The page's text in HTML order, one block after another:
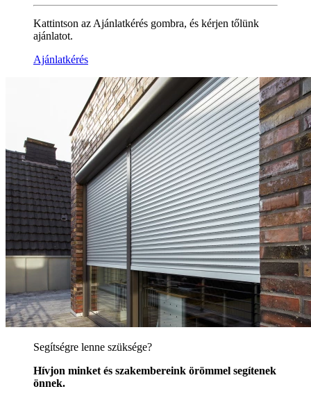
Kattintson az Ajánlatkérés gombra, és kérjen tőlünk
ajánlatot.
Ajánlatkérés
Segítségre lenne szüksége?
Hívjon minket és szakembereink örömmel segítenek
önnek.